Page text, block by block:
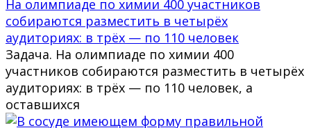
На олимпиаде по химии 400 участников
собираются разместить в четырёх
аудиториях: в трёх — по 110 человек
Задача. На олимпиаде по химии 400
участников собираются разместить в четырёх
аудиториях: в трёх — по 110 человек, а
оставшихся